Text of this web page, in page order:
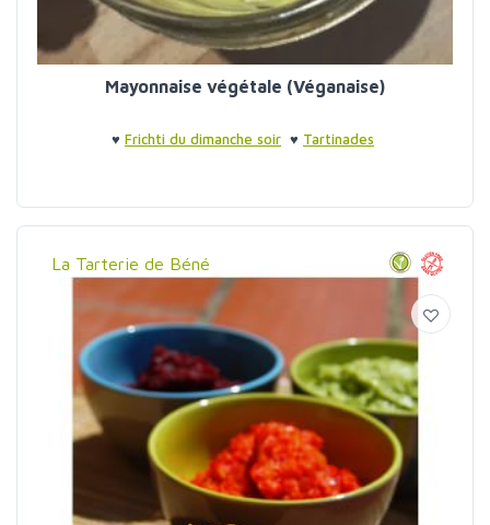
Mayonnaise végétale (Véganaise)
♥ Frichti du dimanche soir ♥ Tartinades
La Tarterie de Béné